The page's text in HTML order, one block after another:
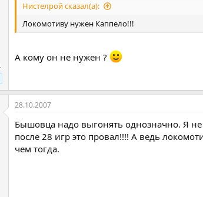
Нистелрой сказал(а):
Локомотиву нужен Каппело!!!
А кому он не нужен ?
28.10.2007
Бышовца надо выгонять однозначно. Я
после 28 игр это провал!!!! А ведь
чем тогда.